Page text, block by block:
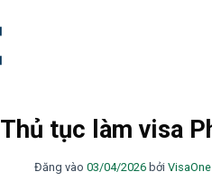
Thủ tục làm visa
Đăng vào 03/04/2026 bởi VisaOne